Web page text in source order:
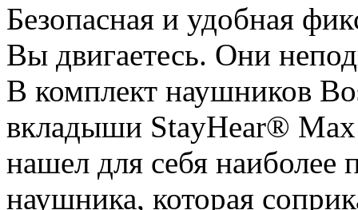
Безопасная и удобная
Вы двигаетесь. Они
В комплект наушников
вкладыши StayHear®
нашел для себя наиболее
наушника, которая